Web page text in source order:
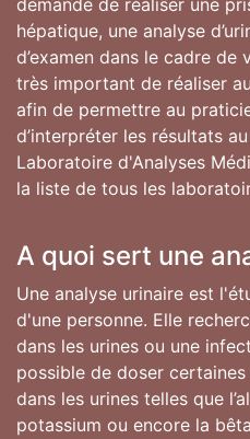
demandé de réaliser une
hépatique, une analyse
d’examen dans le cadre
très important de réaliser
afin de permettre au
d’interpréter les résultats
Laboratoire d'Analyses
la liste de tous les
A quoi sert une
Une analyse urinaire est
d'une personne. Elle
dans les urines ou une
possible de doser
dans les urines telles que
potassium ou encore la